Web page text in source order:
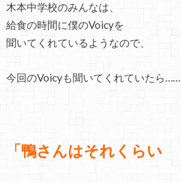
木本中学校のみんなは、
給食の時間に僕のVoicyを
聞いてくれているようなので、
今回のVoicyも聞いてくれていたら……
「鴨さんはそれくらい